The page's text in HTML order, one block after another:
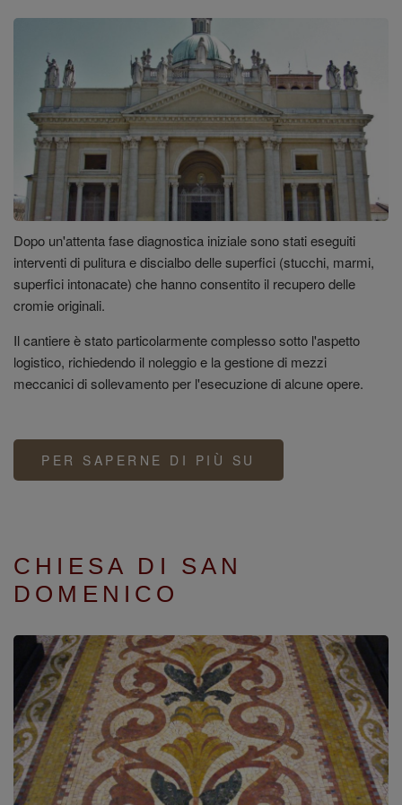
Dopo un'attenta fase diagnostica iniziale sono stati eseguiti
interventi di pulitura e discialbo delle superfici (stucchi, marmi,
superfici intonacate) che hanno consentito il recupero delle
cromie originali.
Il cantiere è stato particolarmente complesso sotto l'aspetto
logistico, richiedendo il noleggio e la gestione di mezzi
meccanici di sollevamento per l'esecuzione di alcune opere.
PER SAPERNE DI PIÙ SU
VERCELLI,
CHIESA DI SAN
DOMENICO